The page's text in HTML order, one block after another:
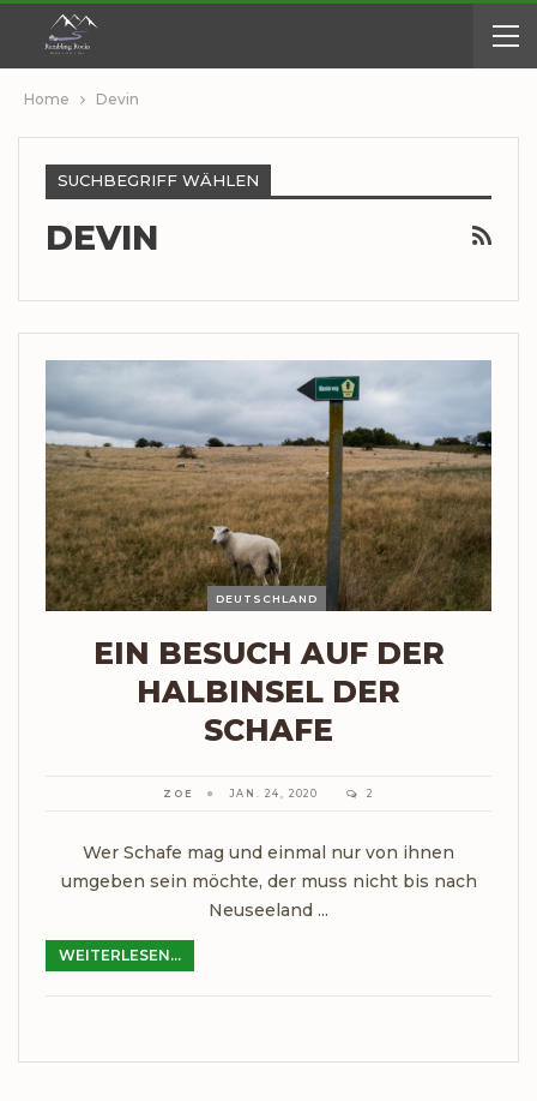
Home Devin
SUCHBEGRIFF WÄHLEN
DEVIN
DEUTSCHLAND
EIN BESUCH AUF DER
HALBINSEL DER
SCHAFE
ZOE JAN. 24, 2020 2
Wer Schafe mag und einmal nur von ihnen
umgeben sein möchte, der muss nicht bis nach
Neuseeland ...
WEITERLESEN...